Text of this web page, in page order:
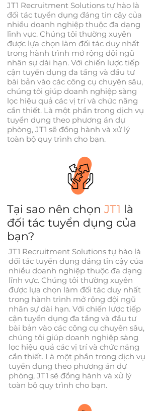
JT1 Recruitment Solutions tự hào là
đối tác tuyển dụng đáng tin cậy của
nhiều doanh nghiệp thuộc đa dạng
lĩnh vực. Chúng tôi thường xuyên
được lựa chọn làm đối tác duy nhất
trong hành trình mở rộng đội ngũ
nhân sự dài hạn. Với chiến lược tiếp
cận tuyển dụng đa tầng và đầu tư
bài bản vào các công cụ chuyên sâu,
chúng tôi giúp doanh nghiệp sàng
lọc hiệu quả các vị trí và chức năng
cần thiết. Là một phần trong dịch vụ
tuyển dụng theo phương án dự
phòng, JT1 sẽ đồng hành và xử lý
toàn bộ quy trình cho bạn.
Tại sao nên chọn JT1 là
đối tác tuyển dụng của
bạn?
JT1 Recruitment Solutions tự hào là
đối tác tuyển dụng đáng tin cậy của
nhiều doanh nghiệp thuộc đa dạng
lĩnh vực. Chúng tôi thường xuyên
được lựa chọn làm đối tác duy nhất
trong hành trình mở rộng đội ngũ
nhân sự dài hạn. Với chiến lược tiếp
cận tuyển dụng đa tầng và đầu tư
bài bản vào các công cụ chuyên sâu,
chúng tôi giúp doanh nghiệp sàng
lọc hiệu quả các vị trí và chức năng
cần thiết. Là một phần trong dịch vụ
tuyển dụng theo phương án dự
phòng, JT1 sẽ đồng hành và xử lý
toàn bộ quy trình cho bạn.